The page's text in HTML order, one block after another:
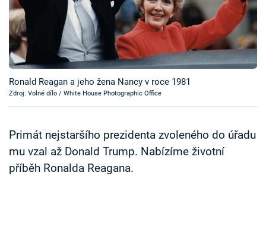
TV Program
Časopis
Sledujte prima+
Sledujte nás
Ronald Reagan a jeho žena Nancy v roce 1981
Zdroj: Volné dílo / White House Photographic Office
Primát nejstaršího prezidenta zvoleného do úřadu
mu vzal až Donald Trump. Nabízíme životní
příběh Ronalda Reagana.